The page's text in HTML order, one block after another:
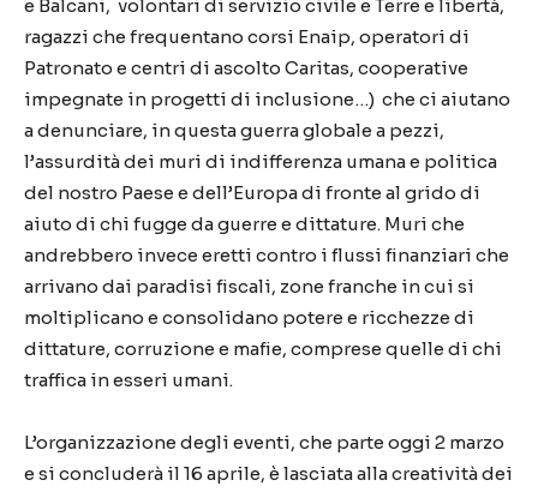
e Balcani, volontari di servizio civile e Terre e libertà,
ragazzi che frequentano corsi Enaip, operatori di
Patronato e centri di ascolto Caritas, cooperative
impegnate in progetti di inclusione…) che ci aiutano
a denunciare, in questa guerra globale a pezzi,
l’assurdità dei muri di indifferenza umana e politica
del nostro Paese e dell’Europa di fronte al grido di
aiuto di chi fugge da guerre e dittature. Muri che
andrebbero invece eretti contro i flussi finanziari che
arrivano dai paradisi fiscali, zone franche in cui si
moltiplicano e consolidano potere e ricchezze di
dittature, corruzione e mafie, comprese quelle di chi
traffica in esseri umani.
L’organizzazione degli eventi, che parte oggi 2 marzo
e si concluderà il 16 aprile, è lasciata alla creatività dei